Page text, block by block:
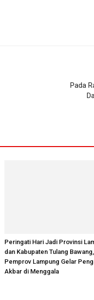
Pada
Peringati Hari Jadi Provinsi
dan Kabupaten Tulang Bawang,
Pemprov Lampung Gelar
Akbar di Menggala